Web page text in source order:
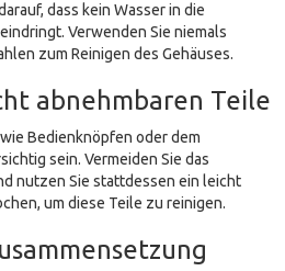
dass kein Wasser in die
Verwenden Sie niemals
zum Reinigen des Gehäuses.
abnehmbaren Teile
Bedienknöpfen oder dem
sein. Vermeiden Sie das
nutzen Sie stattdessen ein leicht
um diese Teile zu reinigen.